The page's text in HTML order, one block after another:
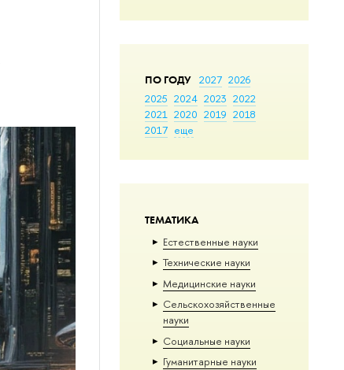
ПО ГОДУ 2027 2026
2025 2024 2023 2022
2021 2020 2019 2018
2017 еще
ТЕМАТИКА
Естественные науки
Тех­ничес­кие науки
Медицинские науки
Сельскохозяйственные
науки
Социальные науки
Гуманитарные науки